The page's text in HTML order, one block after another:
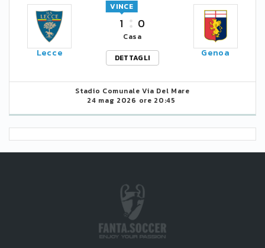
Lecce
1
VINCE
0
Casa
DETTAGLI
Genoa
Stadio Comunale Via Del Mare
24 mag 2026 ore 20:45